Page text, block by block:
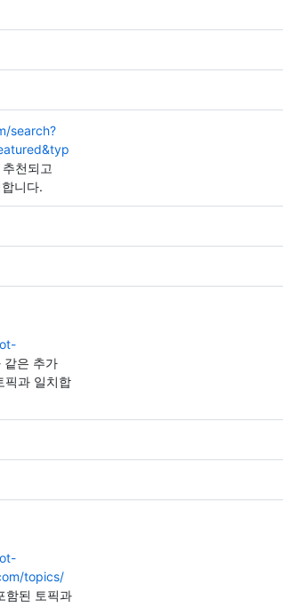
search?
추천되고
니다.
같은 추가
픽과 일치합
topics/
함된 토픽과